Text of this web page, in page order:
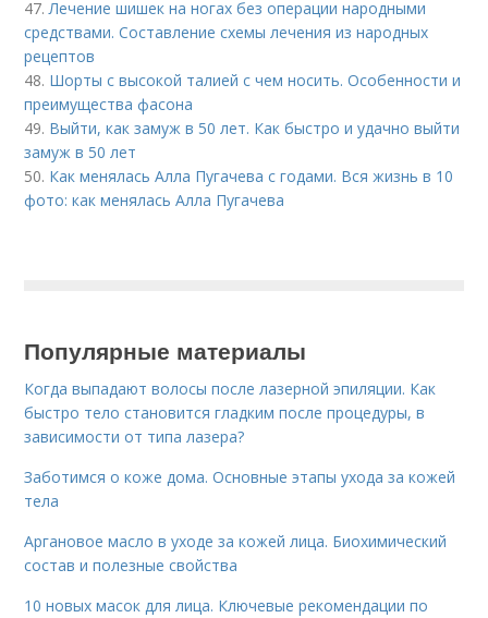
47.Лечение шишек на ногах без операции народными
средствами. Составление схемы лечения из народных
рецептов
48. Шорты с высокой талией с чем носить. Особенности и
преимущества фасона
49. Выйти, как замуж в 50 лет. Как быстро и удачно выйти
замуж в 50 лет
50. Как менялась Алла Пугачева с годами. Вся жизнь в 10
фото: как менялась Алла Пугачева
Популярные материалы
Когда выпадают волосы после лазерной эпиляции. Как
быстро тело становится гладким после процедуры, в
зависимости от типа лазера?
Заботимся о коже дома. Основные этапы ухода за кожей
тела
Аргановое масло в уходе за кожей лица. Биохимический
состав и полезные свойства
10 новых масок для лица. Ключевые рекомендации по